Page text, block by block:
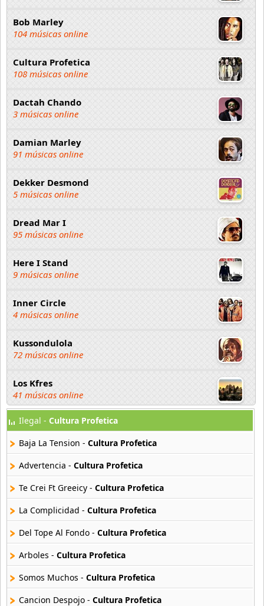
Bob Marley
104 músicas online
Cultura Profetica
108 músicas online
Dactah Chando
3 músicas online
Damian Marley
91 músicas online
Dekker Desmond
5 músicas online
Dread Mar I
95 músicas online
Here I Stand
9 músicas online
Inner Circle
4 músicas online
Kussondulola
72 músicas online
Los Kfres
41 músicas online
Los Pericos
19 músicas online
Monkey Spanner
7 músicas online
56 músicas online
Sean Kingston
20 músicas online
Sean Kinsgton
5 músicas online
Ilegal - Cultura Profetica
Baja La Tension - Cultura Profetica
Advertencia - Cultura Profetica
Te Crei Ft Greeicy - Cultura Profetica
La Complicidad - Cultura Profetica
Del Tope Al Fondo - Cultura Profetica
Arboles - Cultura Profetica
Somos Muchos - Cultura Profetica
Cancion Despojo - Cultura Profetica